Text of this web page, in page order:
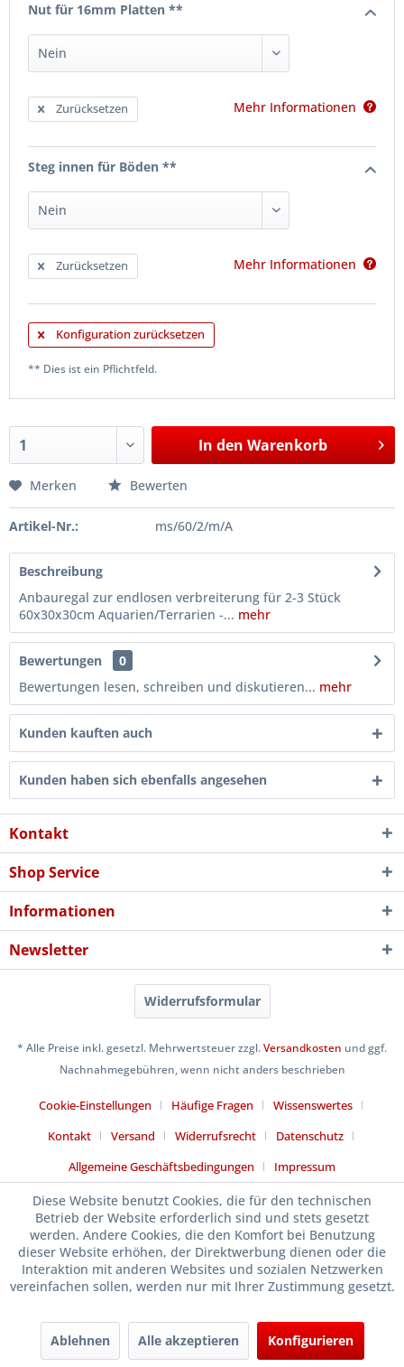
Nut für 16mm Platten **
Zurücksetzen Mehr Informationen
Steg innen für Böden **
Zurücksetzen Mehr Informationen
Konfiguration zurücksetzen
** Dies ist ein Pflichtfeld.
In den Warenkorb
Merken Bewerten
Artikel-Nr.: ms/60/2/m/A
Beschreibung
Anbauregal zur endlosen verbreiterung für 2-3 Stück
60x30x30cm Aquarien/Terrarien -... mehr
Bewertungen
0
Bewertungen lesen, schreiben und diskutieren... mehr
Kunden kauften auch
Kunden haben sich ebenfalls angesehen
Kontakt
Shop Service
Informationen
Newsletter
Widerrufsformular
* Alle Preise inkl. gesetzl. Mehrwertsteuer zzgl.Versandkosten und ggf.
Nachnahmegebühren, wenn nicht anders beschrieben
Cookie-Einstellungen Häufige Fragen
Wissenswertes
Kontakt
Versand Widerrufsrecht
Datenschutz
Allgemeine Geschäftsbedingungen
Impressum
Diese Website benutzt Cookies, die für den technischen
Betrieb der Website erforderlich sind und stets gesetzt
werden. Andere Cookies, die den Komfort bei Benutzung
dieser Website erhöhen, der Direktwerbung dienen oder die
Interaktion mit anderen Websites und sozialen Netzwerken
vereinfachen sollen, werden nur mit Ihrer Zustimmung gesetzt.
Ablehnen Alle akzeptieren Konfigurieren